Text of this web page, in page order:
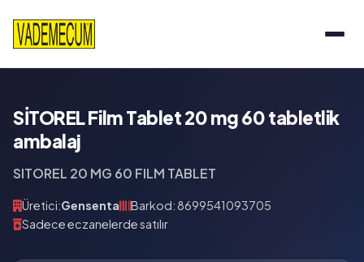
SİTOREL Film Tablet 20 mg 60 tabletlik
ambalaj
SITOREL 20 MG 60 FILM TABLET
Üretici:Gensenta
Barkod: 8699541093705
Sadece eczanelerde satılır